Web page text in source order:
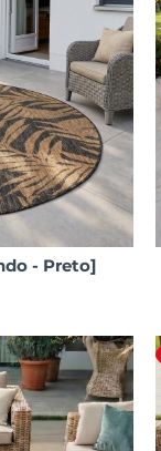
- Preto]